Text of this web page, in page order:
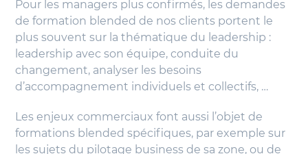
Pour les managers plus confirmés, les demandes
de formation blended de nos clients portent le
plus souvent sur la thématique du leadership :
leadership avec son équipe, conduite du
changement, analyser les besoins
d’accompagnement individuels et collectifs, …
Les enjeux commerciaux font aussi l’objet de
formations blended spécifiques, par exemple sur
les sujets du pilotage business de sa zone, ou de